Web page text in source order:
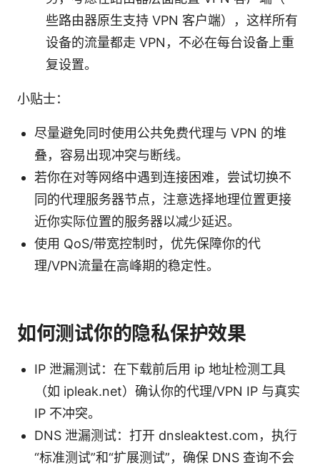
些路由器原生支持 VPN 客户端），这样所有
设备的流量都走 VPN，不必在每台设备上重
复设置。
小贴士：
尽量避免同时使用公共免费代理与 VPN 的堆
叠，容易出现冲突与断线。
若你在对等网络中遇到连接困难，尝试切换不
同的代理服务器节点，注意选择地理位置更接
近你实际位置的服务器以减少延迟。
使用 QoS/带宽控制时，优先保障你的代
理/VPN流量在高峰期的稳定性。
如何测试你的隐私保护效果
IP 泄漏测试：在下载前后用 ip 地址检测工具
（如 ipleak.net）确认你的代理/VPN IP 与真实
IP 不冲突。
DNS 泄漏测试：打开 dnsleaktest.com，执行
“标准测试”和“扩展测试”，确保 DNS 查询不会